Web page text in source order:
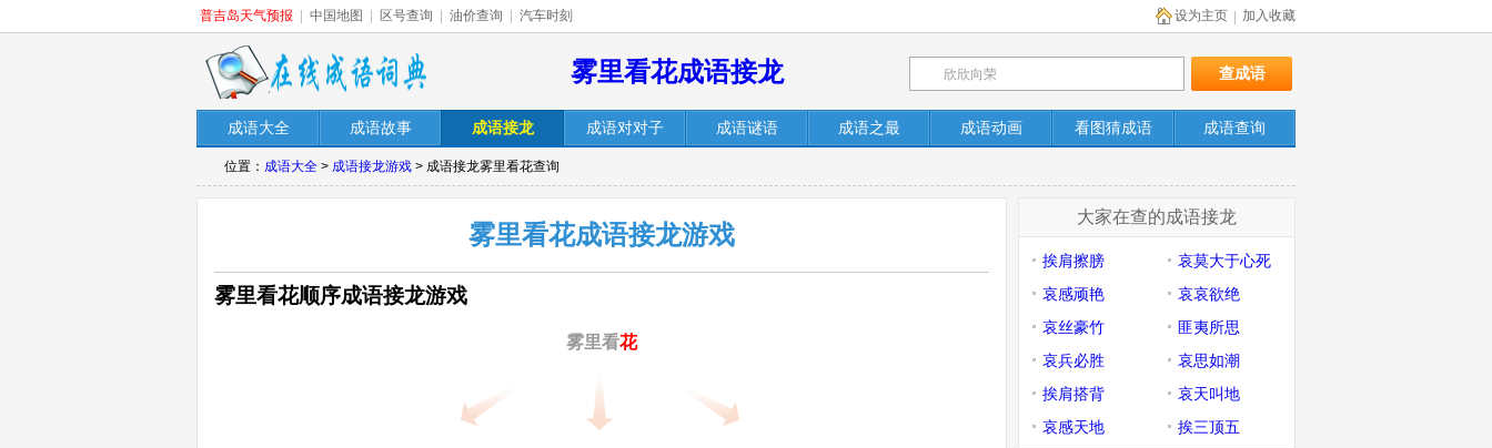
普吉岛天气预报 中国地图 区号查询 油价查询 汽车时刻 加入收藏
设为主页
雾里看花成语接龙
成语大全 成语故事 成语接龙 成语对对子 成语谜语 成语之最 成语动画 看图猜成语 成语查询
位置： 成语大全 > 成语接龙游戏 > 成语接龙雾里看花查询
雾里看花成语接龙游戏
雾里看花顺序成语接龙游戏
雾里看花
大家在查的成语接龙
挨肩擦膀
哀莫大于心死
哀感顽艳
哀哀欲绝
哀丝豪竹
匪夷所思
哀兵必胜
哀思如潮
挨肩搭背
哀天叫地
哀感天地
挨三顶五